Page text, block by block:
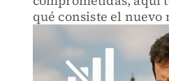
qué consiste el nuevo